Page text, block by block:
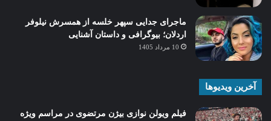
ماجرای جدایی سپهر خلسه از همسرش نیلوفر
اردلان؛ بیوگرافی و داستان آشنایی
10 مرداد 1405
آخرین ویدیوها
فیلم ویولن نوازی بیژن مرتضوی در مراسم ویژه